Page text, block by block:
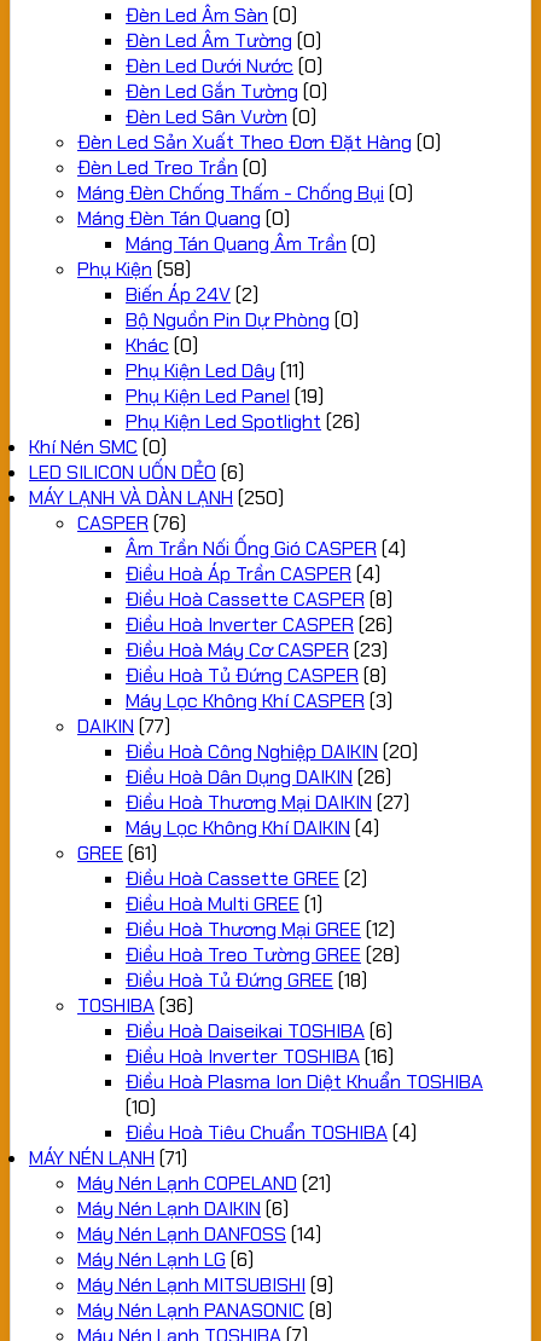
Đèn Led Âm Sàn (0)
Đèn Led Âm Tường (0)
Đèn Led Dưới Nước (0)
Đèn Led Gắn Tường (0)
Đèn Led Sân Vườn (0)
Đèn Led Sản Xuất Theo Đơn Đặt Hàng (0)
Đèn Led Treo Trần (0)
Máng Đèn Chống Thấm - Chống Bụi (0)
Máng Đèn Tán Quang (0)
Máng Tán Quang Âm Trần (0)
Phụ Kiện (58)
Biến Áp 24V(2)
Bộ Nguồn Pin Dự Phòng (0)
Khác (0)
Phụ Kiện Led Dây (11)
Phụ Kiện Led Panel (19)
Phụ Kiện Led Spotlight (26)
Khí Nén SMC (0)
LED SILICON UỐN DẺO (6)
MÁY LẠNH VÀ DÀN LẠNH (250)
CASPER (76)
Âm Trần Nối Ống Gió CASPER (4)
Điều Hoà Áp Trần CASPER (4)
Điều Hoà Cassette CASPER (8)
Điều Hoà Inverter CASPER (26)
Điều Hoà Máy Cơ CASPER (23)
Điều Hoà Tủ Đứng CASPER (8)
Máy Lọc Không Khí CASPER (3)
DAIKIN (77)
Điều Hoà Công Nghiệp DAIKIN (20)
Điều Hoà Dân Dụng DAIKIN (26)
Điều Hoà Thương Mại DAIKIN (27)
Máy Lọc Không Khí DAIKIN (4)
GREE (61)
Điều Hoà Cassette GREE (2)
Điều Hoà Multi GREE (1)
Điều Hoà Thương Mại GREE (12)
Điều Hoà Treo Tường GREE (28)
Điều Hoà Tủ Đứng GREE (18)
TOSHIBA(36)
Điều Hoà Daiseikai TOSHIBA(6)
Điều Hoà Inverter TOSHIBA(16)
Điều Hoà Plasma Ion Diệt Khuẩn TOSHIBA
(10)
Điều Hoà Tiêu Chuẩn TOSHIBA(4)
MÁY NÉN LẠNH (71)
Máy Nén Lạnh COPELAND (21)
Máy Nén Lạnh DAIKIN (6)
Máy Nén Lạnh DANFOSS (14)
Máy Nén Lạnh LG (6)
Máy Nén Lạnh MITSUBISHI (9)
Máy Nén Lạnh PANASONIC (8)
Máy Nén Lạnh TOSHIBA (7)